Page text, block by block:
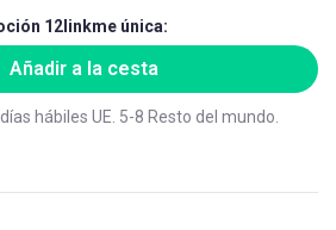
12linkme única:
Añadir a la cesta
hábiles UE. 5-8 Resto del mundo.